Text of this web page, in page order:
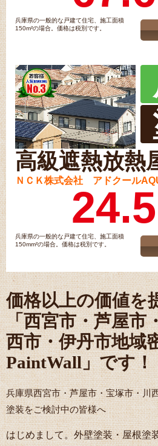
兵庫県の一般的な戸建て住宅、施工面積
150m²の場合。価格は税別です。
高級遮熱放熱
ＮＣＫ株式会社 アドクール
24.5
兵庫県の一般的な戸建て住宅、施工面積
150mm²の場合。価格は税別です。
価格以上の価値を
「西宮市・芦屋市
西市・伊丹市地域
PaintWall」です！
兵庫県西宮市・芦屋市・宝塚市・川
塗装をご検討中の皆様へ
はじめまして。外壁塗装・屋根塗